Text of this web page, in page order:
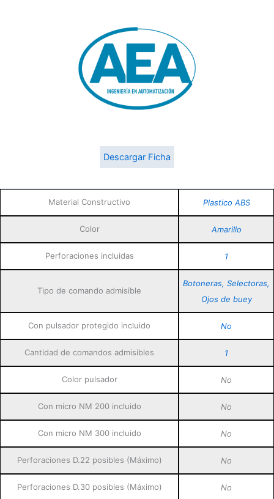
Descargar Ficha
Material Constructivo Plastico ABS
Color Amarillo
Perforaciones incluidas 1
Tipo de comando admisible
Botoneras, Selectoras,
Ojos de buey
Con pulsador protegido incluido No
Cantidad de comandos admisibles 1
Color pulsador No
Con micro NM 200 incluido No
Con micro NM 300 incluido No
Perforaciones D.22 posibles (Máximo) No
Perforaciones D.30 posibles (Máximo) No